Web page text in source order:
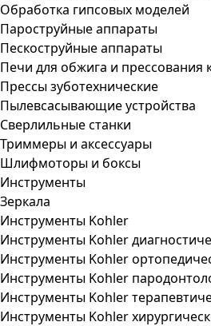
Обработка гипсовых моделей
Пароструйные аппараты
Пескоструйные аппараты
Печи для обжига и прессования
Прессы зуботехнические
Пылевсасывающие устройства
Сверлильные станки
Триммеры и аксессуары
Шлифмоторы и боксы
Инструменты
Зеркала
Инструменты Kohler
Инструменты Kohler
Инструменты Kohler
Инструменты Kohler
Инструменты Kohler
Инструменты Kohler